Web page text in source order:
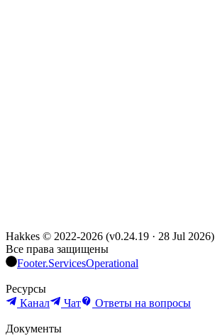
Hakkes © 2022-2026 (v0.24.19 · 28 Jul 2026)
Все права защищены
Footer.ServicesOperational
Ресурсы
Канал
Чат Ответы на вопросы
Документы